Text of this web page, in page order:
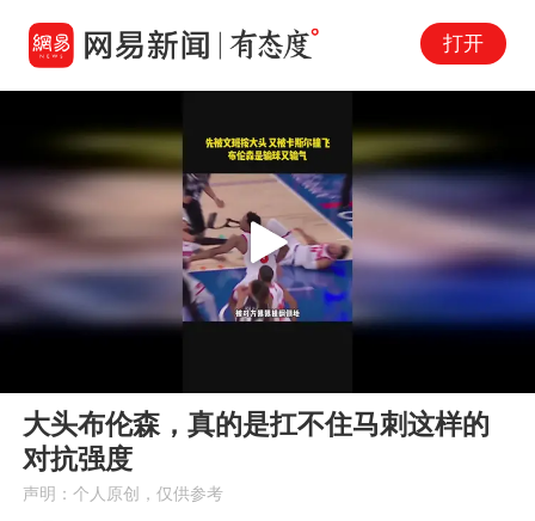
打开
Play
大头布伦森，真的是扛不住马刺这样的
对抗强度
声明：个人原创，仅供参考